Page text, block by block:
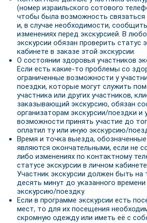
(номер израильского сотового
чтобы была возможность связаться
и, в случае необходимости,
изменениях перед экскурсией. В
экскурсии обязан проверить статус
кабинете в заказе этой экскурсии.
О состоянии здоровья участников
Если есть какие-то проблемы со
ограниченные возможности у
поездки, которые могут служить
участника или других участников,
заказывающий экскурсию, обязан
организаторам экскурсии/поездки и
возможности принять участие до
оплатил ту или иную экскурсию/
Время и точка выезда,
являются окончательными, если не
либо изменениях по контактному
статусе экскурсии в личном
Участник экскурсии должен быть на
десять минут до указанного
экскурсию/поездку.
Если в программе экскурсии есть
мест, то для их посещения
скромную одежду или иметь её с